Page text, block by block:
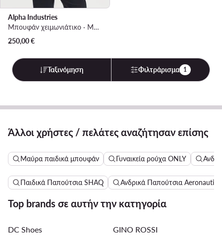
Alpha Industries
Μπουφάν χειμωνιάτικο · Μαύρο
250,00€
Ταξινόμηση Φιλτράρισμα 1
Άλλοι χρήστες / πελάτες αναζήτησαν επίσης
Μαύρα παιδικά μπουφάν Γυναικεία ρούχα ONLY
Παιδικά Παπούτσια SHAQ Ανδρικά Παπούτσια
Top brands σε αυτήν την κατηγορία
DC Shoes GINO ROSSI